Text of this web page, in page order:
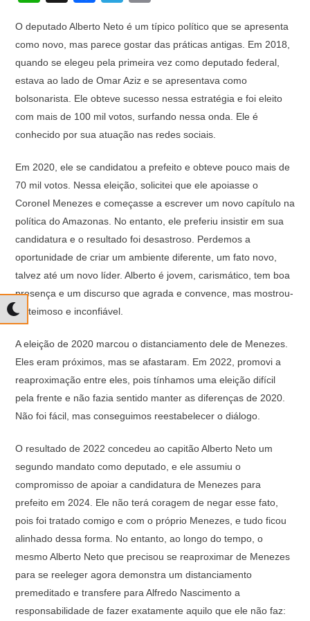
at
s
A
p
p
c
e
b
o
o
e
gr
a
m
p
y
Li
n
k
O deputado Alberto Neto é um típico político que se apresenta
como novo, mas parece gostar das práticas antigas. Em 2018,
quando se elegeu pela primeira vez como deputado federal,
estava ao lado de Omar Aziz e se apresentava como
bolsonarista. Ele obteve sucesso nessa estratégia e foi eleito
com mais de 100 mil votos, surfando nessa onda. Ele é
conhecido por sua atuação nas redes sociais.
Em 2020, ele se candidatou a prefeito e obteve pouco mais de
70 mil votos. Nessa eleição, solicitei que ele apoiasse o
Coronel Menezes e começasse a escrever um novo capítulo na
política do Amazonas. No entanto, ele preferiu insistir em sua
candidatura e o resultado foi desastroso. Perdemos a
oportunidade de criar um ambiente diferente, um fato novo,
talvez até um novo líder. Alberto é jovem, carismático, tem boa
presença e um discurso que agrada e convence, mas mostrou-
se teimoso e inconfiável.
A eleição de 2020 marcou o distanciamento dele de Menezes.
Eles eram próximos, mas se afastaram. Em 2022, promovi a
reaproximação entre eles, pois tínhamos uma eleição difícil
pela frente e não fazia sentido manter as diferenças de 2020.
Não foi fácil, mas conseguimos reestabelecer o diálogo.
O resultado de 2022 concedeu ao capitão Alberto Neto um
segundo mandato como deputado, e ele assumiu o
compromisso de apoiar a candidatura de Menezes para
prefeito em 2024. Ele não terá coragem de negar esse fato,
pois foi tratado comigo e com o próprio Menezes, e tudo ficou
alinhado dessa forma. No entanto, ao longo do tempo, o
mesmo Alberto Neto que precisou se reaproximar de Menezes
para se reeleger agora demonstra um distanciamento
premeditado e transfere para Alfredo Nascimento a
responsabilidade de fazer exatamente aquilo que ele não faz: